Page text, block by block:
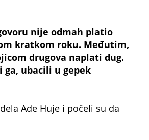
nije odmah platio
kratkom roku. Međutim,
drugova naplati dug.
ga, ubacili u gepek
Ade Huje i počeli su da